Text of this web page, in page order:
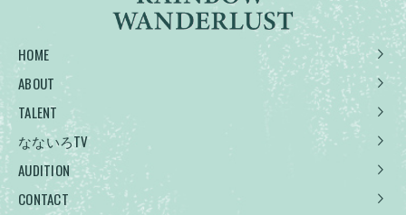
HOME
ABOUT
TALENT
なないろTV
AUDITION
CONTACT